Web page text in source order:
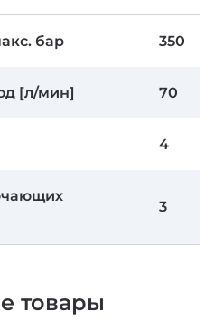
бар 350
[л/мин] 70
4
3
товары